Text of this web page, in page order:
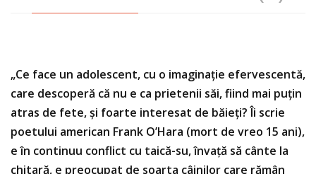
„Ce face un adolescent, cu o imaginaţie efervescentă,
care descoperă că nu e ca prietenii săi, fiind mai puţin
atras de fete, şi foarte interesat de băieţi? Îi scrie
poetului american Frank O’Hara (mort de vreo 15 ani),
e în continuu conflict cu taică-su, învaţă să cânte la
chitară, e preocupat de soarta câinilor care rămân